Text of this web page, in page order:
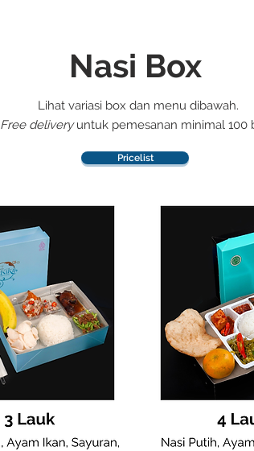
Nasi Box
Lihat variasi box dan menu dibawah.
Free deliveryuntuk pemesanan minimal 100
Pricelist